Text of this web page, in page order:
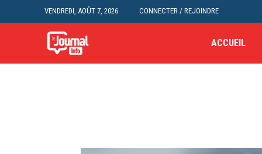
VENDREDI, AOÛT 7, 2026 CONNECTER / REJOINDRE
ACCUEIL